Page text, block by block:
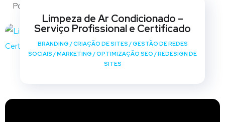
Portfólio
Limpeza de Ar Condicionado –
Serviço Profissional e Certificado
BRANDING /CRIAÇÃO DE SITES /GESTÃO DE REDES
SOCIAIS /MARKETING /OPTIMIZAÇÃO SEO /REDESIGN DE
SITES